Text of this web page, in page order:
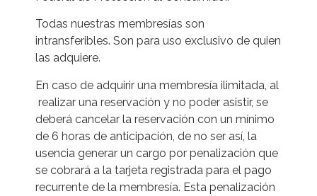
Todas nuestras membresías son
intransferibles. Son para uso exclusivo de quien
las adquiere.
En caso de adquirir una membresía ilimitada, al
realizar una reservación y no poder asistir, se
deberá cancelar la reservación con un mínimo
de 6 horas de anticipación, de no ser así, la
usencia generar un cargo por penalización que
se cobrará a la tarjeta registrada para el pago
recurrente de la membresía. Esta penalización